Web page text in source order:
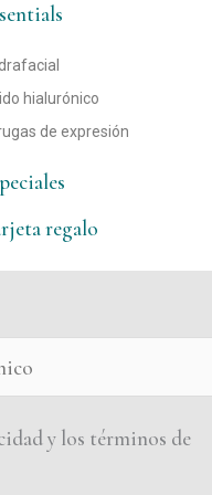
hialurónico
de expresión
regalo
y los términos de